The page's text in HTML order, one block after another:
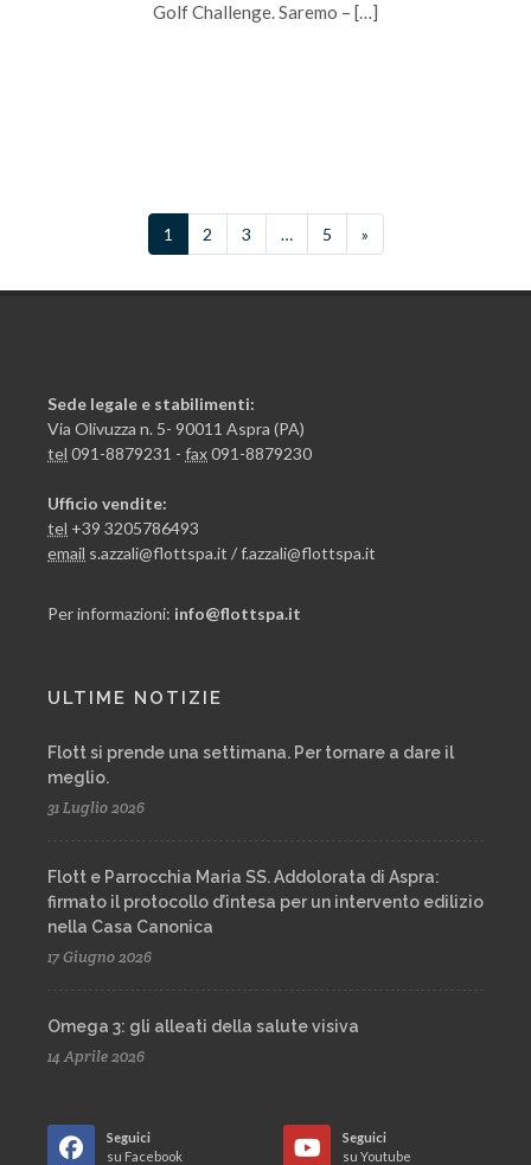
Golf Challenge. Saremo – […]
1 2 3 … 5 »
Sede legale e stabilimenti:
Via Olivuzza n. 5- 90011 Aspra (PA)
tel 091-8879231 - fax091-8879230
Ufficio vendite:
tel +39 3205786493
email s.azzali@flottspa.it / f.azzali@flottspa.it
Per informazioni: info@flottspa.it
ULTIME NOTIZIE
Flott si prende una settimana. Per tornare a dare il
meglio.
31 Luglio 2026
Flott e Parrocchia Maria SS. Addolorata di Aspra:
firmato il protocollo d’intesa per un intervento edilizio
nella Casa Canonica
17 Giugno 2026
Omega 3: gli alleati della salute visiva
14 Aprile 2026
Seguici
su Facebook
Seguici
su Youtube